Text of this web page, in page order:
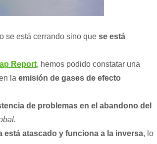
se está cerrando sino que se está
Report, hemos podido constatar una
la emisión de gases de efecto
de problemas en el abandono del
atascado y funciona a la inversa, lo